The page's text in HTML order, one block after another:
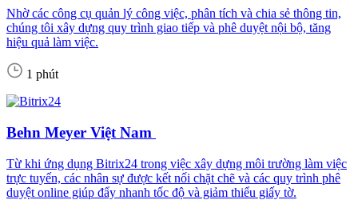
Nhờ các công cụ quản lý công việc, phân tích và chia sẻ thông tin,
chúng tôi xây dựng quy trình giao tiếp và phê duyệt nội bộ, tăng
hiệu quả làm việc.
1 phút
Behn Meyer Việt Nam
Từ khi ứng dụng Bitrix24 trong việc xây dựng môi trường làm việc
trực tuyến, các nhân sự được kết nối chặt chẽ và các quy trình phê
duyệt online giúp đẩy nhanh tốc độ và giảm thiểu giấy tờ.